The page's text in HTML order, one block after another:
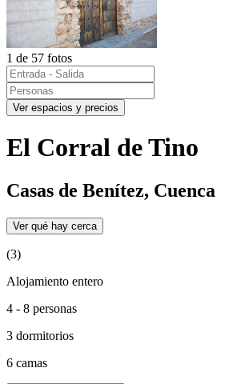
1 de 57 fotos
Ver espacios y precios
El Corral de Tino
Casas de Benítez, Cuenca
Ver qué hay cerca
(3)
Alojamiento entero
4 - 8 personas
3 dormitorios
6 camas